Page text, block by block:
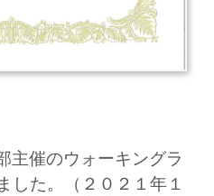
催のウォーキングラ
した。（２０２１年１